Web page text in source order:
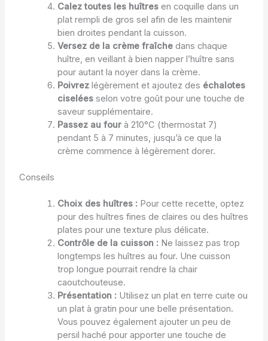
Calez toutes les huîtresen coquille dans un
plat rempli de gros sel afin de les maintenir
bien droites pendant la cuisson.
Versez de la crème fraîchedans chaque
huître, en veillant à bien napper l’huître sans
pour autant la noyer dans la crème.
Poivrezlégèrement et ajoutez des échalotes
ciseléesselon votre goût pour une touche de
saveur supplémentaire.
Passez au fourà 210°C (thermostat 7)
pendant 5 à 7 minutes, jusqu’à ce que la
crème commence à légèrement dorer.
Conseils
Choix des huîtres : Pour cette recette, optez
pour des huîtres fines de claires ou des huîtres
plates pour une texture plus délicate.
Contrôle de la cuisson : Ne laissez pas trop
longtemps les huîtres au four. Une cuisson
trop longue pourrait rendre la chair
caoutchouteuse.
Présentation : Utilisez un plat en terre cuite ou
un plat à gratin pour une belle présentation.
Vous pouvez également ajouter un peu de
persil haché pour apporter une touche de